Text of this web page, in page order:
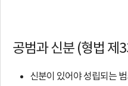
공범과 신분 (형법 제
신분이 있어야 성립되는